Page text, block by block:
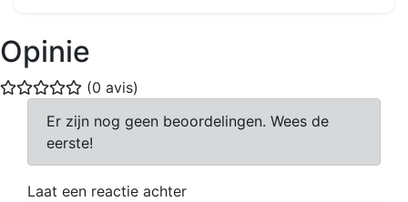
Opinie
(0 avis)
Er zijn nog geen beoordelingen. Wees de
eerste!
Laat een reactie achter